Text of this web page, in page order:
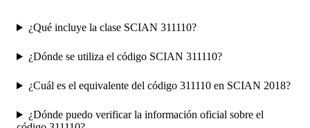
¿Qué incluye la clase SCIAN 311110?
¿Dónde se utiliza el código SCIAN 311110?
¿Cuál es el equivalente del código 311110 en SCIAN 2018?
¿Dónde puedo verificar la información oficial sobre el